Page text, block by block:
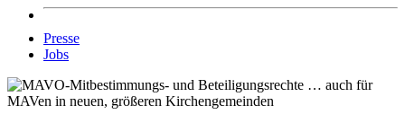
Presse
Jobs